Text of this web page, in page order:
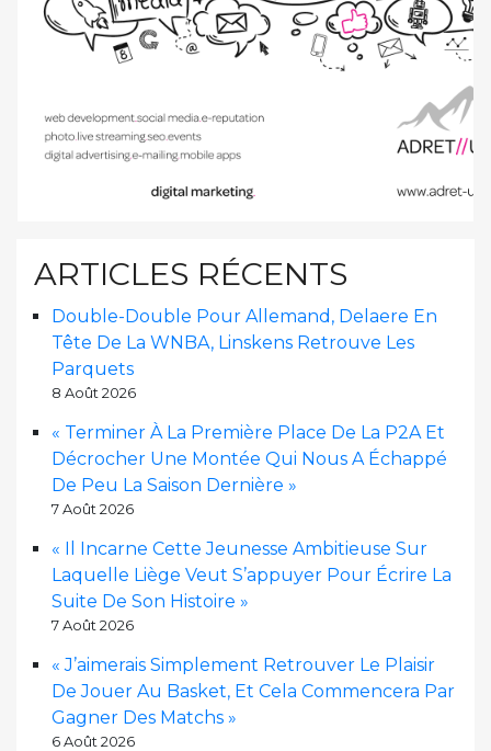
ARTICLES RÉCENTS
Double-Double Pour Allemand, Delaere En
Tête De La WNBA, Linskens Retrouve Les
Parquets
8 Août 2026
« Terminer À La Première Place De La P2A Et
Décrocher Une Montée Qui Nous A Échappé
De Peu La Saison Dernière »
7 Août 2026
« Il Incarne Cette Jeunesse Ambitieuse Sur
Laquelle Liège Veut S’appuyer Pour Écrire La
Suite De Son Histoire »
7 Août 2026
« J’aimerais Simplement Retrouver Le Plaisir
De Jouer Au Basket, Et Cela Commencera Par
Gagner Des Matchs »
6 Août 2026